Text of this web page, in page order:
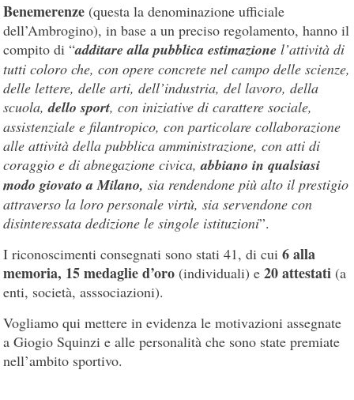
Benemerenze (questa la denominazione ufficiale
dell’Ambrogino), in base a un preciso regolamento, hanno il
compito di “additare alla pubblica estimazione l’attività di
tutti coloro che, con opere concrete nel campo delle scienze,
delle lettere, delle arti, dell’industria, del lavoro, della
scuola,dello sport, con iniziative di carattere sociale,
assistenziale e filantropico, con particolare collaborazione
alle attività della pubblica amministrazione, con atti di
coraggio e di abnegazione civica,abbiano in qualsiasi
modo giovato a Milano, sia rendendone più alto il prestigio
attraverso la loro personale virtù, sia servendone con
disinteressata dedizione le singole istituzioni”.
I riconoscimenti consegnati sono stati 41, di cui 6 alla
memoria, 15 medaglie d’oro (individuali) e20 attestati (a
enti, società, asssociazioni).
Vogliamo qui mettere in evidenza le motivazioni assegnate
a Giogio Squinzi e alle personalità che sono state premiate
nell’ambito sportivo.